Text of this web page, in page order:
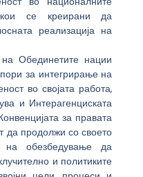
се креирани да
реализација на
Обединетите нации
за интегрирање на
во својата работа,
и Интерагенциската
за правата
да продолжи со своето
обезбедување да
и политиките